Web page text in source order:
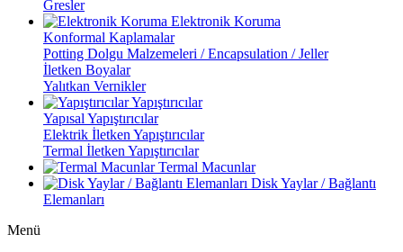
Gresler
Elektronik Koruma
Konformal Kaplamalar
Potting Dolgu Malzemeleri / Encapsulation / Jeller
İletken Boyalar
Yalıtkan Vernikler
Yapıştırıcılar
Yapısal Yapıştırıcılar
Elektrik İletken Yapıştırıcılar
Termal İletken Yapıştırıcılar
Termal Macunlar
Disk Yaylar / Bağlantı
Elemanları
Menü